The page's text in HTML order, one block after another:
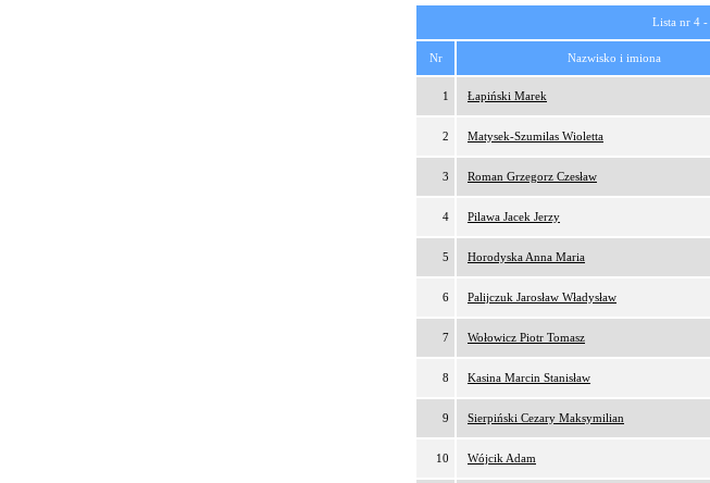
Lista nr 4 -
Nr Nazwisko i imiona
1 Łapiński Marek
2 Matysek-Szumilas Wioletta
3 Roman Grzegorz Czesław
4 Pilawa Jacek Jerzy
5 Horodyska Anna Maria
6 Palijczuk Jarosław Władysław
7 Wołowicz Piotr Tomasz
8 Kasina Marcin Stanisław
9 Sierpiński Cezary Maksymilian
10 Wójcik Adam